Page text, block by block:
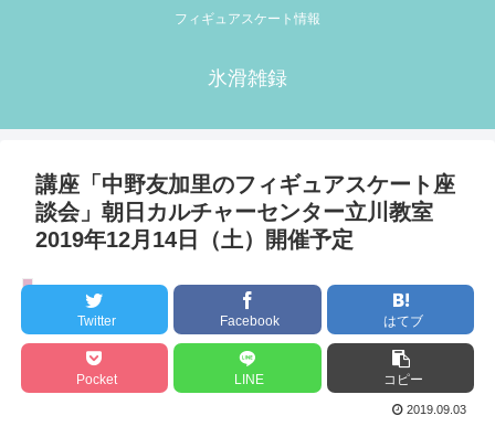
フィギュアスケート情報
氷滑雑録
講座「中野友加里のフィギュアスケート座
談会」朝日カルチャーセンター立川教室
2019年12月14日（土）開催予定
講座・講演会
Twitter Facebook はてブ
Pocket LINE コピー
2019.09.03